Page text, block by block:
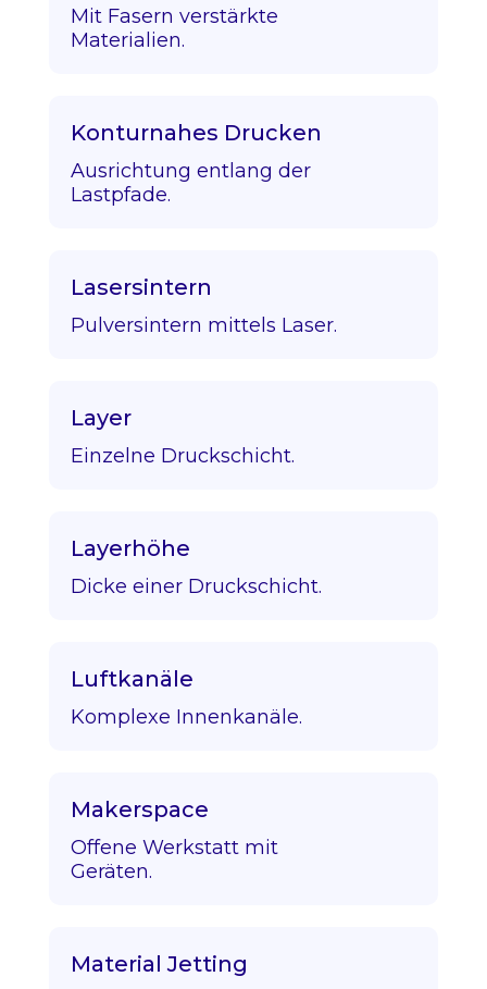
Mit Fasern verstärkte
Materialien.
Konturnahes Drucken
Ausrichtung entlang der
Lastpfade.
Lasersintern
Pulversintern mittels Laser.
Layer
Einzelne Druckschicht.
Layerhöhe
Dicke einer Druckschicht.
Luftkanäle
Komplexe Innenkanäle.
Makerspace
Offene Werkstatt mit
Geräten.
Material Jetting